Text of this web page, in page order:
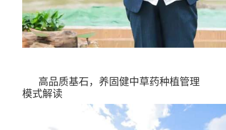
高品质基石，养固健中草药种植管理
模式解读